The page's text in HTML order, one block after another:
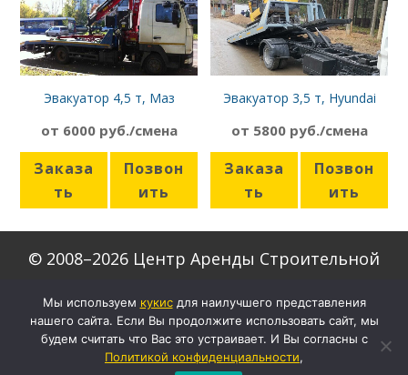
Эвакуатор 4,5 т, Маз
от 6000 руб./смена
Заказа
ть
Позвон
ить
Эвакуатор 3,5 т, Hyundai
от 5800 руб./смена
Заказа
ть
Позвон
ить
© 2008–2026 Центр Аренды Строительной
Скачать формы договоров
Настройки кукис
Мы используем кукиcдля наилучшего представления
нашего сайта. Если Вы продолжите использовать сайт, мы
будем считать что Вас это устраивает. И Вы согласны с
Политикой конфиденциальности,